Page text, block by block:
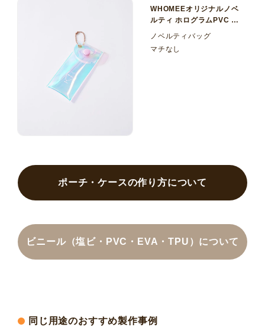
WHOMEEオリジナルノベ
ルティ ホログラムPVC ミ
ニポーチ
ノベルティバッグ
マチなし
ポーチ・ケースの作り方について
ビニール（塩ビ・PVC・EVA・TPU）について
同じ用途のおすすめ製作事例